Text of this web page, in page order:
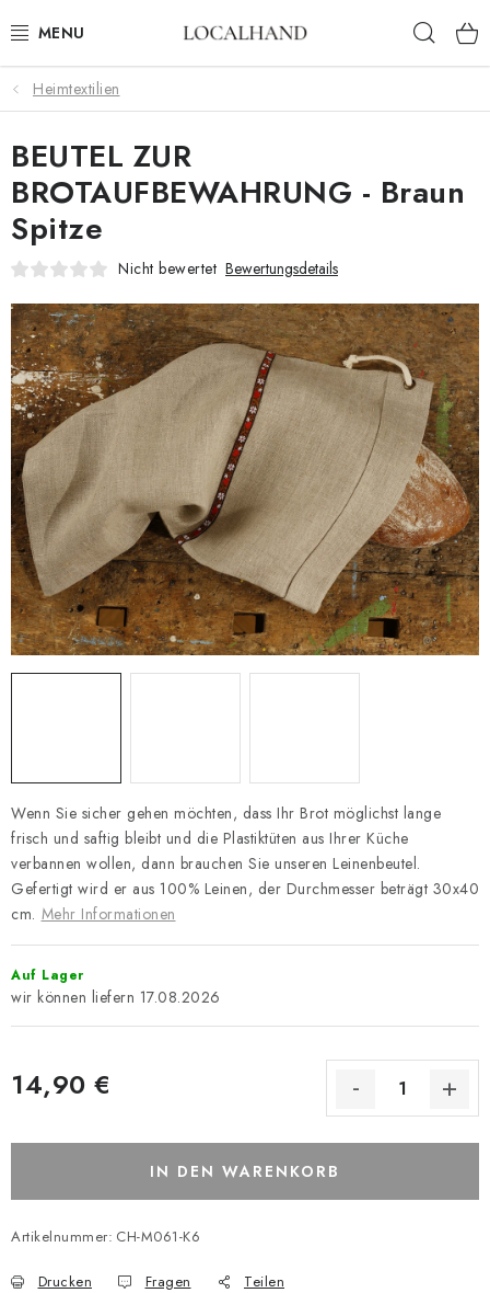
Inhalt
HEIMTEXTILIEN
METERWARE
FRÜHLING/ SOMMER 2026
AUSVERKAUF
MASSANFERTIGUNG SCHNEIDEREI UND POLSTEREI
KONTAKTE
POLSTEREI
Zahlungsmöglichkeiten und Versand
Reklamationsordnung
Geschäftsbedingungen
Wie verwenden wir Cookies
Datenschutz-Bestimmungen
Rücktritt vom Vertrag
Heimtextilien
Wenn Sie sicher gehen möchten, dass Ihr Brot möglichst lange
frisch und saftig bleibt und die Plastiktüten aus Ihrer Küche
verbannen wollen, dann brauchen Sie unseren Leinenbeutel.
Gefertigt wird er aus 100% Leinen, der Durchmesser beträgt 30x40
cm. Mehr Informationen
Auf Lager
17.08.2026
14,90 €
IN DEN WARENKORB
Artikelnummer: CH-M061-K6
Drucken Fragen Teilen
BEUTEL ZUR
BROTAUFBEWAHRUNG - Braun
Spitze
Nicht bewertet Bewertungsdetails